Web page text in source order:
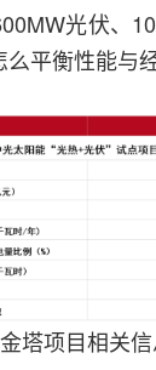
光伏、
平衡性能与
塔项目相关